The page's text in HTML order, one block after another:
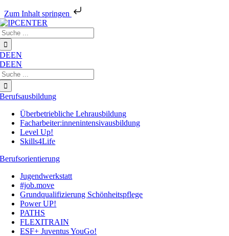
Zum Inhalt springen
Zum
Inhalt
springen
DEEN
DEEN
Berufsausbildung
Überbetriebliche Lehrausbildung
Facharbeiter:innenintensivausbildung
Level Up!
Skills4Life
Berufsorientierung
Jugendwerkstatt
#job.move
Grundqualifizierung Schönheitspflege
Power UP!
PATHS
FLEXITRAIN
ESF+ Juventus YouGo!